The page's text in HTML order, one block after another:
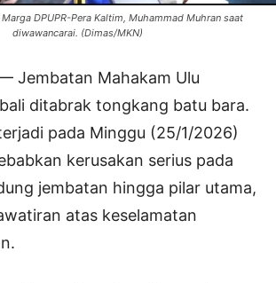
DPUPR-Pera Kaltim, Muhammad Muhran saat
diwawancarai. (Dimas/MKN)
Jembatan Mahakam Ulu
ditabrak tongkang batu bara.
pada Minggu (25/1/2026)
kerusakan serius pada
jembatan hingga pilar utama,
atas keselamatan